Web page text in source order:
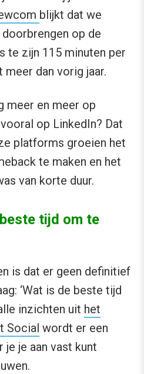
blijkt dat we
op de
te zijn 115 minuten per
meer dan vorig jaar.
meer en meer op
op LinkedIn? Dat
platforms groeien het
te maken en het
van korte duur.
tijd om te
is dat er geen definitief
‘Wat is de beste tijd
inzichten uit het
Social wordt er een
je je aan vast kunt